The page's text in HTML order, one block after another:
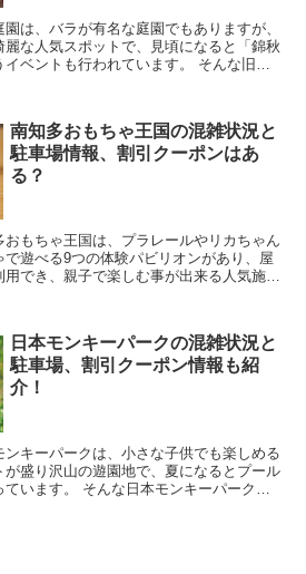
は、バラが有名な庭園でもありますが、
な人気スポットで、見頃になると「錦秋
トも行われています。 そんな旧古
南知多おもちゃ王国の混雑状況と
駐車場情報、割引クーポンはあ
る？
もちゃ王国は、プラレールやリカちゃん
遊べる9つの体験パビリオンがあり、屋
でき、親子で楽しむ事が出来る人気施設
日本モンキーパークの混雑状況と
駐車場、割引クーポン情報も紹
介！
キーパークは、小さな子供でも楽しめる
盛り沢山の遊園地で、夏になるとプール
モンキーパークに